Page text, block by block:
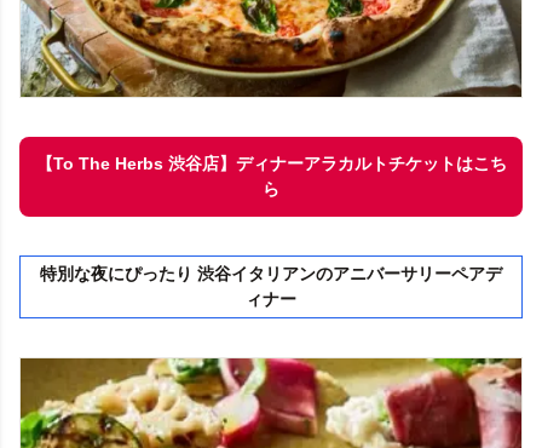
【To The Herbs 渋谷店】ディナーアラカルトチケットはこち
ら
特別な夜にぴったり 渋谷イタリアンのアニバーサリーペアデ
ィナー